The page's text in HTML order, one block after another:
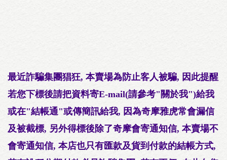
最近詐騙集團猖狂, 本賣場為防止客人被騙, 因此提醒
若您下標後請把資料寄E-mail(請參考"關於我")給我
或在"結帳通"或傳簡訊給我, 因為奇摩雅虎常會漏信
及被截標, 另外得標後除了奇摩會寄通知信, 本賣場不
會寄通知信, 本店也只有匯款及貨到付款的結帳方式,